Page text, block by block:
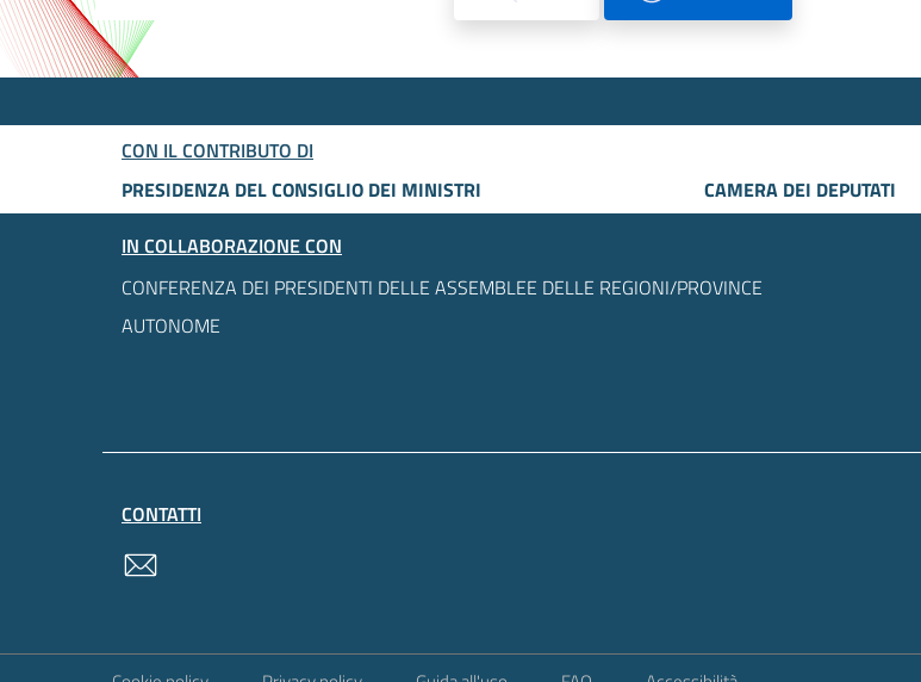
CON IL CONTRIBUTO DI
PRESIDENZA DEL CONSIGLIO DEI MINISTRI
CAMERA DEI DEPUTATI
IN COLLABORAZIONE CON
CONFERENZA DEI PRESIDENTI DELLE ASSEMBLEE DELLE REGIONI/PROVINCE
AUTONOME
CONTATTI